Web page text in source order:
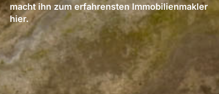
macht ihn zum erfahrensten Immobilienmakler
hier.